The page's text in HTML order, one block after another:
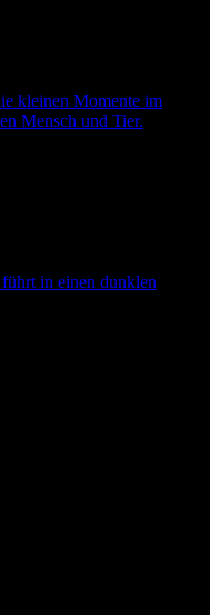
kleinen Momente im
Mensch und Tier.
in einen dunklen